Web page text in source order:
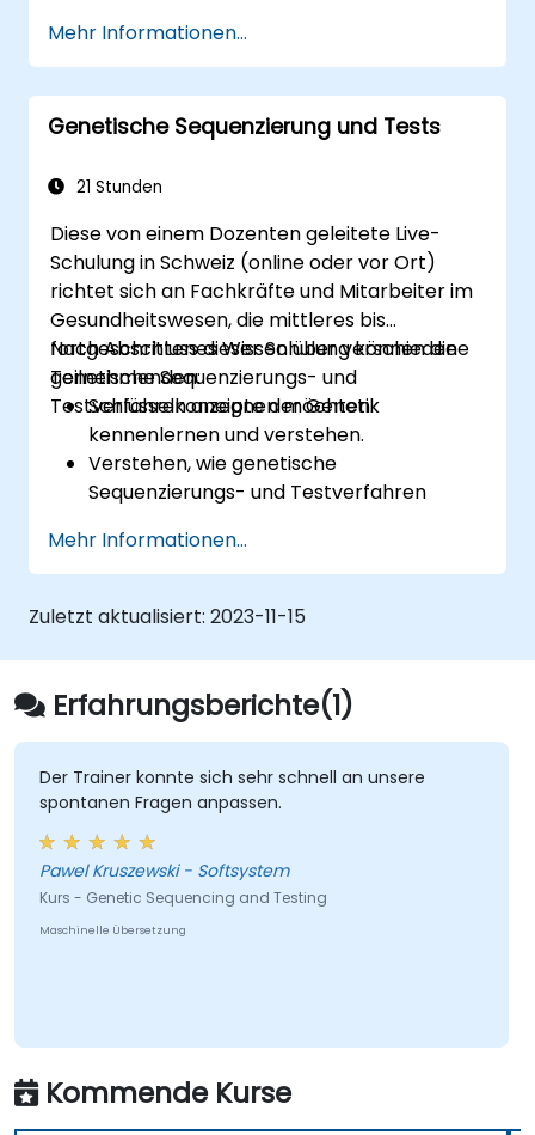
Elektronen- und Energietransfers kennen.
Mehr Informationen...
Genetische Sequenzierung und Tests
21 Stunden
Diese von einem Dozenten geleitete Live-
Schulung in Schweiz (online oder vor Ort)
richtet sich an Fachkräfte und Mitarbeiter im
Gesundheitswesen, die mittleres bis
fortgeschrittenes Wissen über verschiedene
genetische Sequenzierungs- und
Testverfahren aneignen möchten.
Nach Abschluss dieser Schulung können die
Teilnehmenden:
Schlüsselkonzepte der Genetik
kennenlernen und verstehen.
Verstehen, wie genetische
Sequenzierungs- und Testverfahren
Mehr Informationen...
Zuletzt aktualisiert: 2023-11-15
Erfahrungsberichte(1)
Der Trainer konnte sich sehr schnell an unsere
spontanen Fragen anpassen.
Pawel Kruszewski - Softsystem
Kurs - Genetic Sequencing and Testing
Maschinelle Übersetzung
Kommende Kurse